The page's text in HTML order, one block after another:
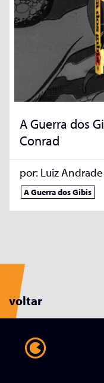
A Guerra dos
Conrad
por: Luiz Andrade
A Guerra dos Gibis
voltar